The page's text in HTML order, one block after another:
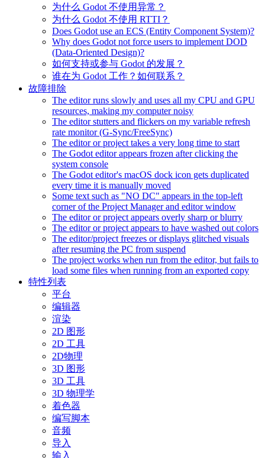
为什么 Godot 不使用异常？
为什么 Godot 不使用 RTTI？
Does Godot use an ECS (Entity Component System)?
Why does Godot not force users to implement DOD
(Data-Oriented Design)?
如何支持或参与 Godot 的发展？
谁在为 Godot 工作？如何联系？
故障排除
The editor runs slowly and uses all my CPU and GPU
resources, making my computer noisy
The editor stutters and flickers on my variable refresh
rate monitor (G-Sync/FreeSync)
The editor or project takes a very long time to start
The Godot editor appears frozen after clicking the
system console
The Godot editor's macOS dock icon gets duplicated
every time it is manually moved
Some text such as "NO DC" appears in the top-left
corner of the Project Manager and editor window
The editor or project appears overly sharp or blurry
The editor or project appears to have washed out colors
The editor/project freezes or displays glitched visuals
after resuming the PC from suspend
The project works when run from the editor, but fails to
load some files when running from an exported copy
特性列表
平台
编辑器
渲染
2D 图形
2D 工具
2D物理
3D 图形
3D 工具
3D 物理学
着色器
编写脚本
音频
导入
输入